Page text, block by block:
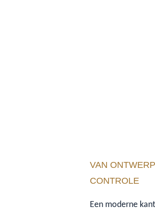
VAN
CONTROLE
Een moderne